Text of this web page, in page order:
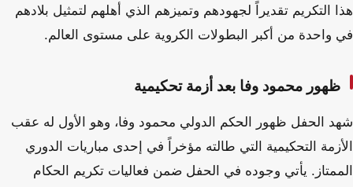
هذا التكريم تقديراً لجهودهم وتميزهم الذي أهلهم لتمثيل بلادهم
في واحدة من أكبر البطولات الكروية على مستوى العالم.
ظهور محمود وفا بعد أزمة تحكيمية
شهد الحفل ظهور الحكم الدولي محمود وفا، وهو الأول له عقب
الأزمة التحكيمية التي طالته مؤخراً في إحدى مباريات الدوري
الممتاز. يأتي وجوده في الحفل ضمن فعاليات تكريم الحكام